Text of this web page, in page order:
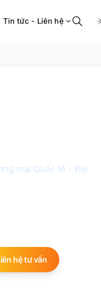
Tin tức - Liên hệ
mại Quốc tế - Đại
hệ tư vấn